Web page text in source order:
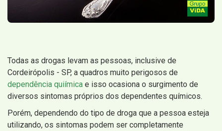
Todas as drogas levam as pessoas, inclusive de
Cordeirópolis - SP, a quadros muito perigosos de
dependência quiímica e isso ocasiona o surgimento de
diversos sintomas próprios dos dependentes químicos.
Porém, dependendo do tipo de droga que a pessoa esteja
utilizando, os sintomas podem ser completamente